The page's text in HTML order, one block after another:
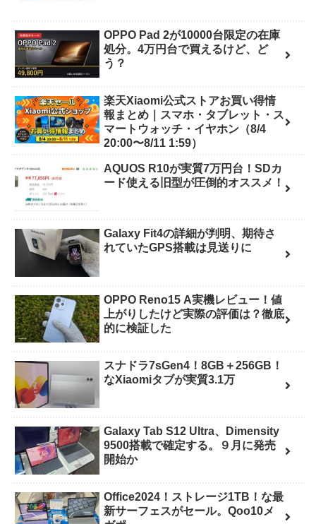
OPPO Pad 2が10000台限定の在庫
処分。4万円台で買えるけど、ど
う？
楽天Xiaomi公式ストアお買い得情
報まとめ｜スマホ・タブレット・ス
マートウォッチ・イヤホン（8/4
20:00〜8/11 1:59）
AQUOS R10が実質7万円台！SDカ
ード使える旧型が圧倒的オススメ！
Galaxy Fit4の詳細が判明、期待さ
れていたGPS搭載は見送りに
OPPO Reno15 A実機レビュー！値
上がりしたけど実際の評価は？徹底
的に検証した
スナドラ7sGen4！8GB＋256GB！
なXiaomiタブが実質3.1万
Galaxy Tab S12 Ultra、Dimensity
9500搭載で確定する。９月に発売
開始か
Office2024！ストレージ1TB！な最
新サーフェスがセール。Qoo10メ